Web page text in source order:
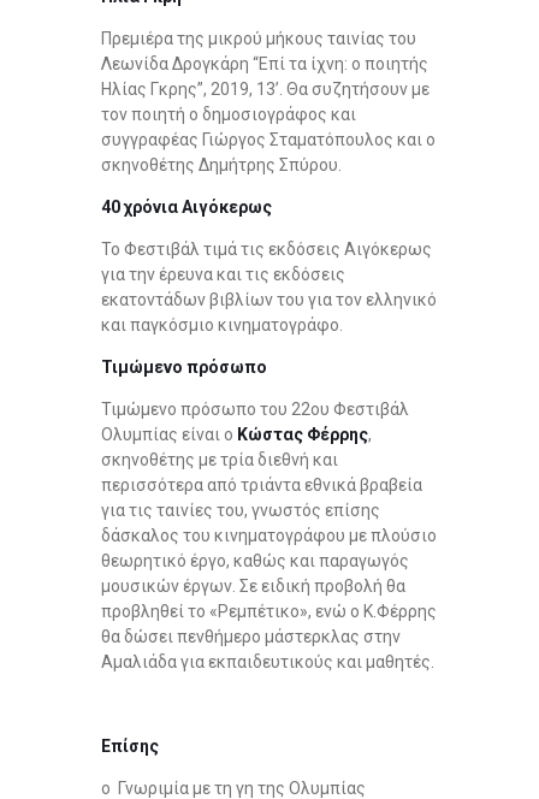
Πρεμιέρα της μικρού μήκους ταινίας του
Λεωνίδα Δρογκάρη “Επί τα ίχνη: o ποιητής
Ηλίας Γκρης”, 2019, 13’. Θα συζητήσουν με
τον ποιητή ο δημοσιογράφος και
συγγραφέας Γιώργος Σταματόπουλος και ο
σκηνοθέτης Δημήτρης Σπύρου.
40 χρόνια Αιγόκερως
Το Φεστιβάλ τιμά τις εκδόσεις Αιγόκερως
για την έρευνα και τις εκδόσεις
εκατοντάδων βιβλίων του για τον ελληνικό
και παγκόσμιο κινηματογράφο.
Τιμώμενο πρόσωπο
Τιμώμενο πρόσωπο του 22ου Φεστιβάλ
Ολυμπίας είναι ο Κώστας Φέρρης,
σκηνοθέτης με τρία διεθνή και
περισσότερα από τριάντα εθνικά βραβεία
για τις ταινίες του, γνωστός επίσης
δάσκαλος του κινηματογράφου με πλούσιο
θεωρητικό έργο, καθώς και παραγωγός
μουσικών έργων. Σε ειδική προβολή θα
προβληθεί το «Ρεμπέτικο», ενώ ο Κ.Φέρρης
θα δώσει πενθήμερο μάστερκλας στην
Αμαλιάδα για εκπαιδευτικούς και μαθητές.
Επίσης
o Γνωριμία με τη γη της Ολυμπίας